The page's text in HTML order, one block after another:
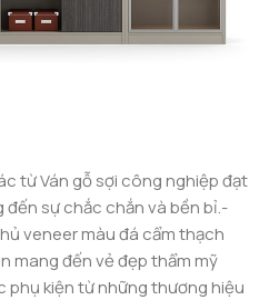
từ Ván gỗ sợi công nghiệp đạt
đến sự chắc chắn và bền bỉ.-
veneer màu đá cẩm thạch
mang đến vẻ đẹp thẩm mỹ
phụ kiện từ những thương hiệu